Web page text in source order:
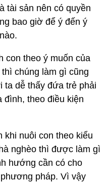
tài sản nên có quyền
bao giờ để ý đến ý
con theo ý muốn của
chúng làm gì cũng
ta dễ thấy đứa trẻ phải
đình, theo điều kiện
khi nuôi con theo kiểu
nghèo thì được làm gì
hướng cần có cho
pháp. Vì vậy